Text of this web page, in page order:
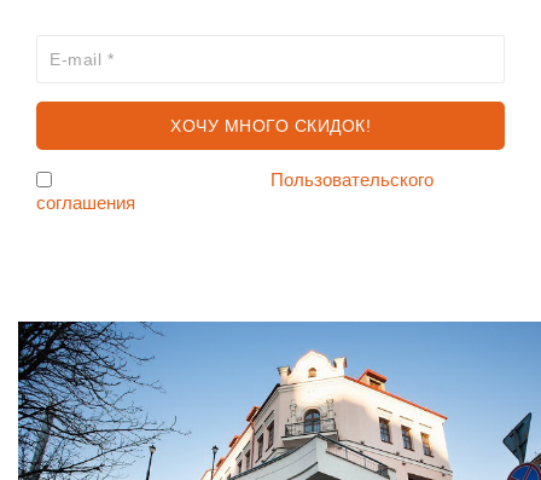
Пользовательского
соглашения